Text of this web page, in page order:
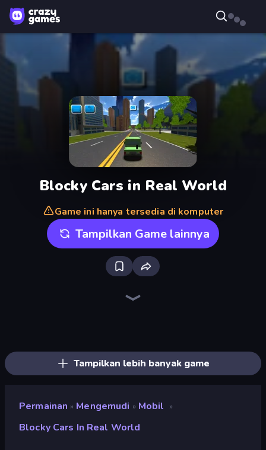
Blocky Cars in Real World
Game ini hanya tersedia di komputer
Tampilkan Game lainnya
Tampilkan lebih banyak game
Permainan » Mengemudi » Mobil »
Blocky Cars In Real World